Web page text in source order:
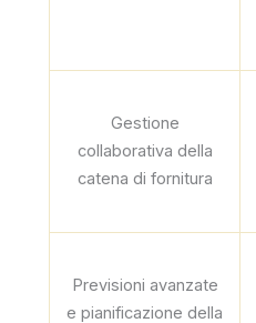
Gestione
collaborativa della
catena di fornitura
Previsioni avanzate
e pianificazione della